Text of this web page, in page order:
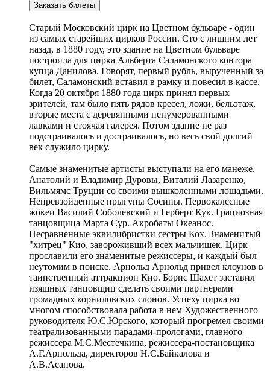
Заказать билеты
Cтарый Московский цирк на Цветном бульваре - один
из самых старейших цирков России. Сто с лишним лет
назад, в 1880 году, это здание на Цветном бульваре
построила для цирка Альберта Саламонского контора
купца Данилова. Говорят, первый рубль, вырученный за
билет, Саламонский вставил в рамку и повесил в кассе.
Когда 20 октября 1880 года цирк принял первых
зрителей, там было пять рядов кресел, ложи, бельэтаж,
вторые места с деревянными ненумерованными
лавками и стоячая галерея. Потом здание не раз
подстраивалось и достраивалось, но весь свой долгий
век служило цирку.
Самые знаменитые артисты выступали на его манеже.
Анатолий и Владимир Дуровы, Виталий Лазаренко,
Вильмямс Труцци со своими вышколенными лошадьми.
Непревзойденные прыгуны Сосины. Первокалссные
жокеи Василий Соболевский и Герберт Кук. Грациозная
танцовщица Марта Сур. Акробаты Океанос.
Несравненные эквилибристки сестры Кох. Знаменитый
"хитрец" Кио, завороживший всех мальчишек. Цирк
прославили его знаменитые режиссеры, и каждый был
неутомим в поиске. Арнольд Арнольд привел клоунов в
таинственный аттракцион Кио. Борис Шахет заставил
изящных танцовщиц сделать своими партнерами
громадных корниловских слонов. Успеху цирка во
многом способствовала работа в нем Художественного
руководителя Ю.С.Юрского, который прогремел своими
театрализованными парадами-прологами, главного
режиссера М.С.Местечкина, режиссера-постановщика
А.Г.Арнольда, директоров Н.С.Байкалова и
А.В.Асанова.